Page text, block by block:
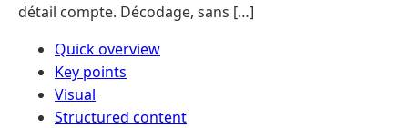
détail compte. Décodage, sans […]
Quick overview
Key points
Visual
Structured content